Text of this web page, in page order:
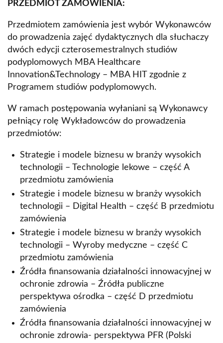
PRZEDMIOT ZAMÓWIENIA:
Przedmiotem zamówienia jest wybór Wykonawców
do prowadzenia zajęć dydaktycznych dla słuchaczy
dwóch edycji czterosemestralnych studiów
podyplomowych MBA Healthcare
Innovation&Technology – MBA HIT zgodnie z
Programem studiów podyplomowych.
W ramach postępowania wyłaniani są Wykonawcy
pełniący rolę Wykładowców do prowadzenia
przedmiotów:
Strategie i modele biznesu w branży wysokich
technologii – Technologie lekowe – część A
przedmiotu zamówienia
Strategie i modele biznesu w branży wysokich
technologii – Digital Health – część B przedmiotu
zamówienia
Strategie i modele biznesu w branży wysokich
technologii – Wyroby medyczne – część C
przedmiotu zamówienia
Źródła finansowania działalności innowacyjnej w
ochronie zdrowia – Źródła publiczne
perspektywa ośrodka – część D przedmiotu
zamówienia
Źródła finansowania działalności innowacyjnej w
ochronie zdrowia- perspektywa PFR (Polski